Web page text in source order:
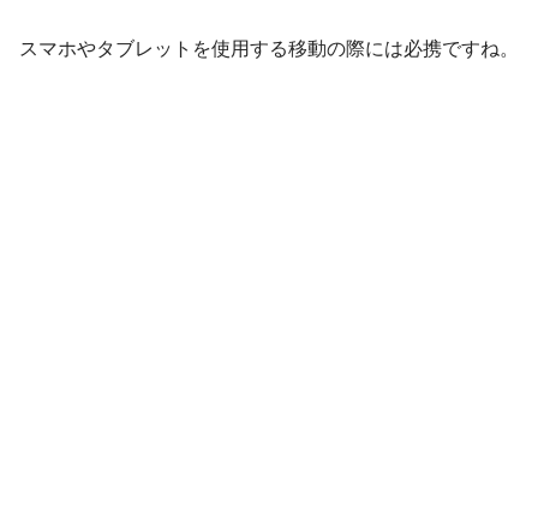
スマホやタブレットを使用する移動の際には必携ですね。